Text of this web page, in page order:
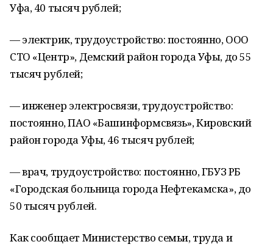
Уфа, 40 тысяч рублей;
— электрик, трудоустройство: постоянно, ООО
СТО «Центр», Демский район города Уфы, до 55
тысяч рублей;
— инженер электросвязи, трудоустройство:
постоянно, ПАО «Башинформсвязь», Кировский
район города Уфы, 46 тысяч рублей;
— врач, трудоустройство: постоянно, ГБУЗ РБ
«Городская больница города Нефтекамска», до
50 тысяч рублей.
Как сообщает Министерство семьи, труда и